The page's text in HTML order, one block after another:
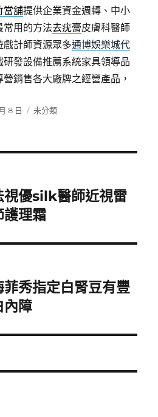
當舖提供企業資金週轉、中小
常用的方法去疣膏皮膚科醫師
戲計師資源眾多通博娛樂城代
發設備推薦系統家具領導品
營銷售各大廠牌之經營產品，
8 日
分
未分類
視優silk醫師近視雷
護理霜
菲秀指定白腎豆有豐
內障